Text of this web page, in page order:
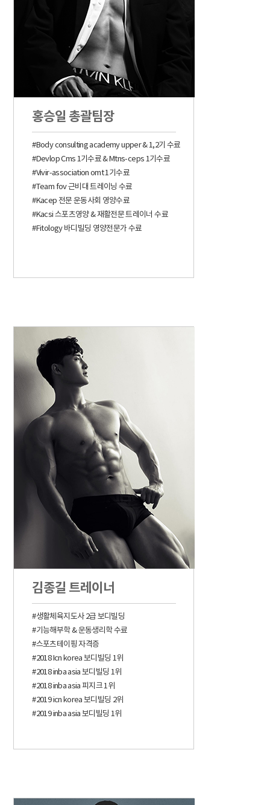
홍승일 총괄팀장
#Body consulting academy upper & 1,2기 수료
#Devlop Cms 1기수료 & Mtns-ceps 1기수료
#Vivir-association omt 1기수료
#Team fov 근비대 트레이닝 수료
#Kacep 전문 운동사회 영양수료
#Kacsi 스포츠영양 & 재활전문 트레이너 수료
#Fitology 바디빌딩 영양전문가 수료
김종길 트레이너
#생활체육지도사 2급 보디빌딩
#기능해부학 & 운동생리학 수료
#스포츠테이핑 자격증
#2018 Icn korea 보디빌딩 1위
#2018 inba asia 보디빌딩 1위
#2018 inba asia 피지크 1위
#2019 icn korea 보디빌딩 2위
#2019 inba asia 보디빌딩 1위